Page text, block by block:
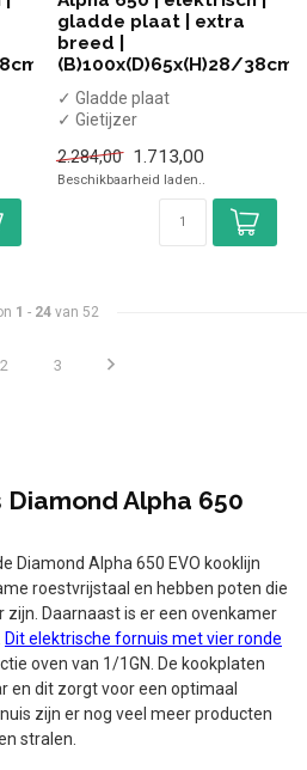
gladde plaat | extra
breed |
(B)100x(D)65x(H)28/38cm
✓ Gladde plaat
✓ Gietijzer
✓ 12 kW
✓ 400 Volt
2.284,00 1.713,00
Beschikbaarheid laden..
1 - 24 van 52
2 3
Alpha 650
Diamond Alpha 650 EVO kooklijn
roestvrijstaal en hebben poten die
zijn. Daarnaast is er een ovenkamer
Dit elektrische fornuis met vier ronde
oven van 1/1GN. De kookplaten
en dit zorgt voor een optimaal
zijn er nog veel meer producten
stralen.